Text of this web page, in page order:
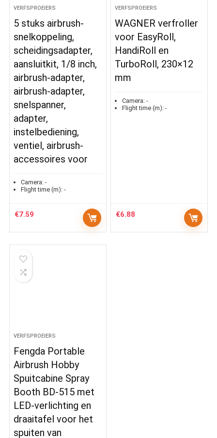
VERFSPROEIERS
5 stuks airbrush-
snelkoppeling,
scheidingsadapter,
aansluitkit, 1/8 inch,
airbrush-adapter,
airbrush-adapter,
snelspanner,
adapter,
instelbediening,
ventiel, airbrush-
accessoires voor
Camera: -
Flight time (m): -
€7.59
VERFSPROEIERS
WAGNER verfroller
voor EasyRoll,
HandiRoll en
TurboRoll, 230×12
mm
Camera: -
Flight time (m): -
€6.88
VERFSPROEIERS
Fengda Portable
Airbrush Hobby
Spuitcabine Spray
Booth BD-515 met
LED-verlichting en
draaitafel voor het
spuiten van